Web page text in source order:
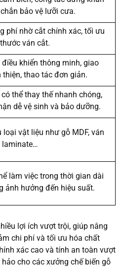
bảo vệ lưỡi cưa.
phí nhờ cắt chính xác, tối ưu
ván cắt.
điều khiển thông minh, giao
thiện, thao tác đơn giản.
thể thay thế nhanh chóng,
dễ vệ sinh và bảo dưỡng.
loại vật liệu như gỗ MDF, ván
laminate…
làm việc trong thời gian dài
ảnh hưởng đến hiệu suất.
lợi ích vượt trội, giúp nâng
chi phí và tối ưu hóa chất
xác cao và tính an toàn vượt
cho các xưởng chế biến gỗ